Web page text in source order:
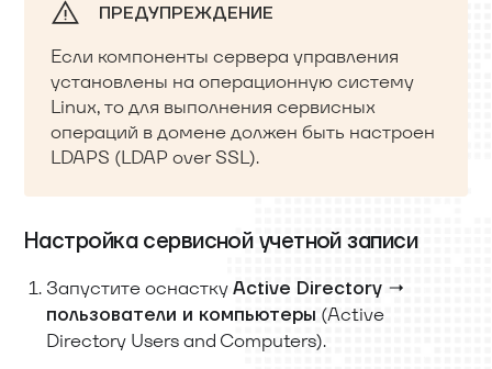
ПРЕДУПРЕЖДЕНИЕ
Если компоненты сервера управления
установлены на операционную систему
Linux, то для выполнения сервисных
операций в домене должен быть настроен
LDAPS (LDAP over SSL).
Настройка сервисной учетной записи
Запустите оснасткуActive Directory →
пользователи и компьютеры (Active
Directory Users and Computers).